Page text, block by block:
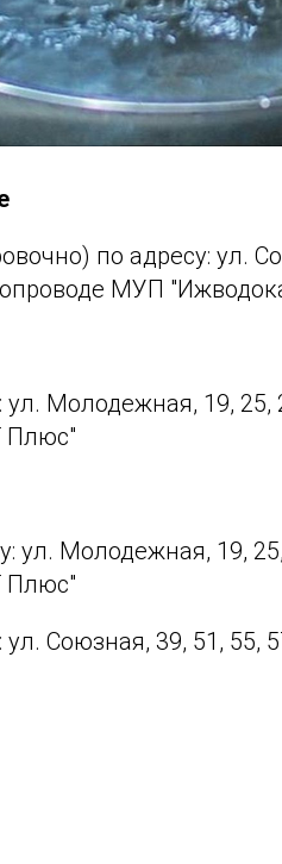
по адресу: ул.
МУП
ул. Молодежная, 19, 25,
Плюс"
ул. Молодежная, 19,
Плюс"
ул. Союзная, 39, 51,